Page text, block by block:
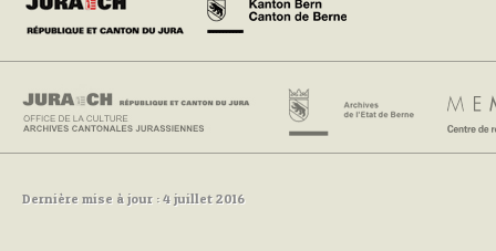
Dernière mise à jour : 4 juillet 2016